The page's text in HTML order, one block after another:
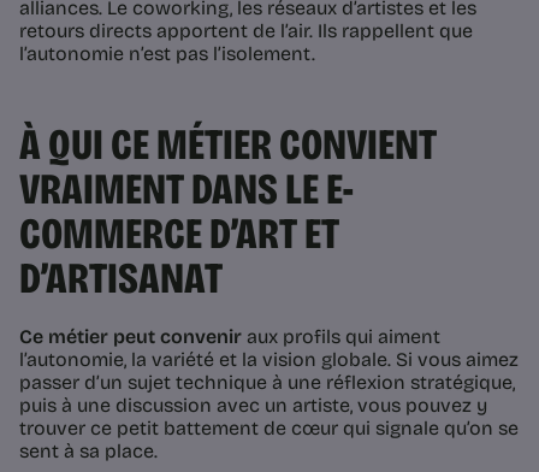
alliances. Le coworking, les réseaux d’artistes et les
retours directs apportent de l’air. Ils rappellent que
l’autonomie n’est pas l’isolement.
À QUI CE MÉTIER CONVIENT
VRAIMENT DANS LE E-
COMMERCE D’ART ET
D’ARTISANAT
Ce métier peut convenir aux profils qui aiment
l’autonomie, la variété et la vision globale. Si vous aimez
passer d’un sujet technique à une réflexion stratégique,
puis à une discussion avec un artiste, vous pouvez y
trouver ce petit battement de cœur qui signale qu’on se
sent à sa place.